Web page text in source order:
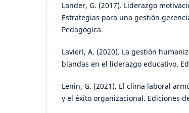
Lander, G. (2017). Liderazgo
Estrategias para una gestión
Pedagógica.
Lavieri, A. (2020). La gestión
blandas en el liderazgo educativo.
Lenin, G. (2021). El clima laboral
y el éxito organizacional. Ediciones